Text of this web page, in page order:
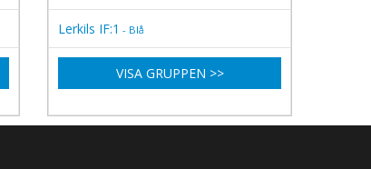
Lerkils IF:1 - Blå
VISA GRUPPEN >>